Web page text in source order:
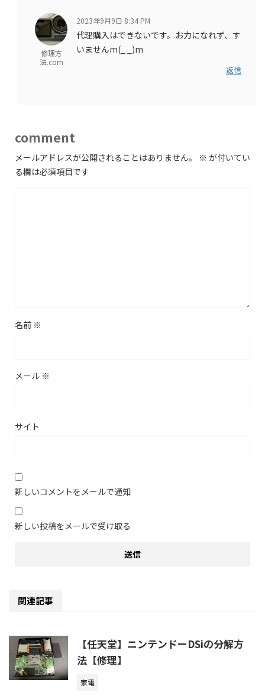
修理方
法.com
2023年9月9日 8:34 PM
代理購入はできないです。お力になれず、す
いませんm(_ _)m
返信
comment
メールアドレスが公開されることはありません。 ※ が付いてい
る欄は必須項目です
名前 ※
メール ※
サイト
新しいコメントをメールで通知
新しい投稿をメールで受け取る
関連記事
【任天堂】ニンテンドーDSiの分解方
法【修理】
家電